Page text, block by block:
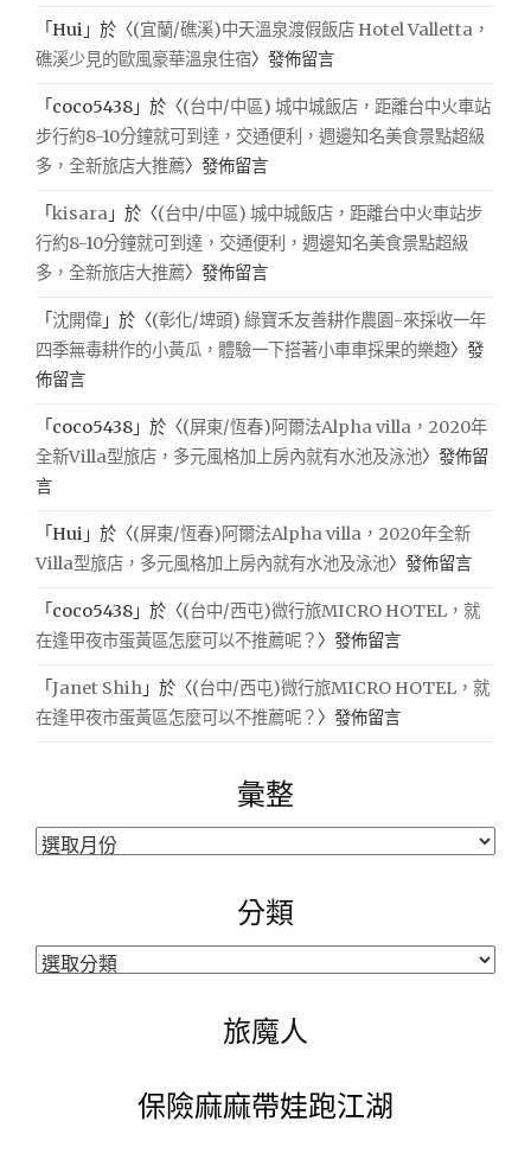
「Hui 」於〈(宜蘭/礁溪)中天溫泉渡假飯店 Hotel Valletta，
礁溪少見的歐風豪華溫泉住宿〉發佈留言
「 coco5438 」於〈(台中/中區) 城中城飯店，距離台中火車站
步行約8-10分鐘就可到達，交通便利，週邊知名美食景點超級
多，全新旅店大推薦〉發佈留言
「kisara 」於〈(台中/中區) 城中城飯店，距離台中火車站步
行約8-10分鐘就可到達，交通便利，週邊知名美食景點超級
多，全新旅店大推薦〉發佈留言
「沈開偉 」於〈(彰化/埤頭) 綠寶禾友善耕作農園-來採收一年
四季無毒耕作的小黃瓜，體驗一下搭著小車車採果的樂趣〉發
佈留言
「 coco5438 」於〈(屏東/恆春)阿爾法Alpha villa，2020年
全新Villa型旅店，多元風格加上房內就有水池及泳池〉發佈留
言
「Hui 」於〈(屏東/恆春)阿爾法Alpha villa，2020年全新
Villa型旅店，多元風格加上房內就有水池及泳池〉發佈留言
「 coco5438 」於〈(台中/西屯)微行旅MICRO HOTEL，就
在逢甲夜市蛋黃區怎麼可以不推薦呢？ 〉發佈留言
「Janet Shih 」於〈(台中/西屯)微行旅MICRO HOTEL，就
在逢甲夜市蛋黃區怎麼可以不推薦呢？ 〉發佈留言
彙整
彙
分類
分
旅魔人
保險麻麻帶娃跑江湖